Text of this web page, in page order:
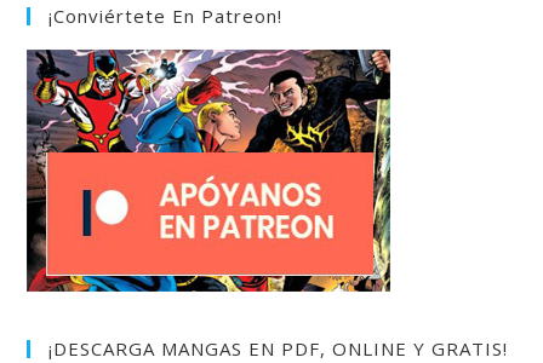
¡Conviértete En Patreon!
¡DESCARGA MANGAS EN PDF, ONLINE Y GRATIS!